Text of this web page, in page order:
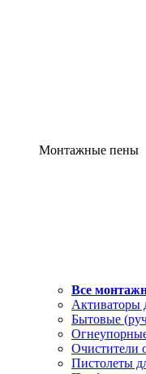
Монтажные пены
Все
Активаторы
Бытовые
Очистители
Пистолеты